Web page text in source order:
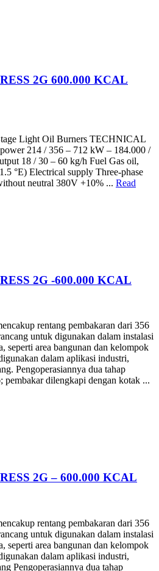
2G 600.000 KCAL
Light Oil Burners TECHNICAL
214 / 356 – 712 kW – 184.000 /
18 / 30 – 60 kg/h Fuel Gas oil,
°E) Electrical supply Three-phase
neutral 380V +10% ... Read
2G -600.000 KCAL
rentang pembakaran dari 356
untuk digunakan dalam instalasi
seperti area bangunan dan kelompok
dalam aplikasi industri,
Pengoperasiannya dua tahap
pembakar dilengkapi dengan kotak ...
2G – 600.000 KCAL
rentang pembakaran dari 356
untuk digunakan dalam instalasi
seperti area bangunan dan kelompok
dalam aplikasi industri,
Pengoperasiannya dua tahap